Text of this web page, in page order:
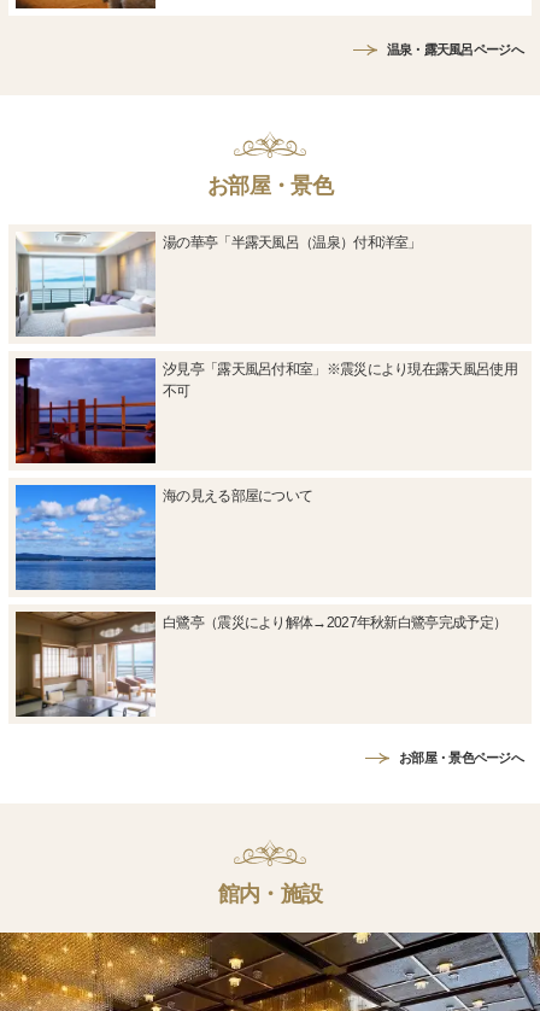
温泉・露天風呂ページへ
お部屋・景色
湯の華亭「半露天風呂（温泉）付和洋室」
汐見亭「露天風呂付和室」※震災により現在露天風呂使用
不可
海の見える部屋について
白鷺亭（震災により解体→2027年秋新白鷺亭完成予定）
お部屋・景色ページへ
館内・施設